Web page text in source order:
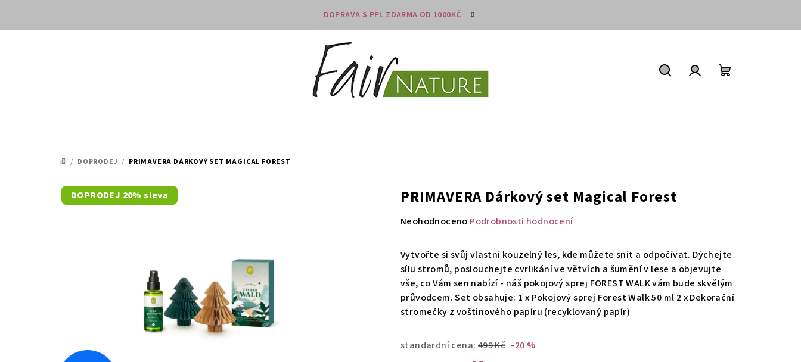
DOPRAVA S PPL ZDARMA OD 1000KČ
Nákupní
DOMŮ
/ DOPRODEJ / PRIMAVERA DÁRKOVÝ SET MAGICAL FOREST
PRIMAVERA Dárkový set Magical Forest
Průměrné
produktu
je
0,0
5
hvězdiček.
Neohodnoceno Podrobnosti hodnocení
Vytvořte si svůj vlastní kouzelný les, kde můžete snít a odpočívat. Dýchejte
sílu stromů, poslouchejte cvrlikání ve větvích a šumění v lese a objevujte
vše, co Vám sen nabízí - náš pokojový sprej FOREST WALK vám bude skvělým
průvodcem. Set obsahuje: 1 x Pokojový sprej Forest Walk 50 ml 2 x Dekorační
stromečky z voštinového papíru (recyklovaný papír)
standardní cena: 499 Kč –20 %
DOPRODEJ 20% sleva